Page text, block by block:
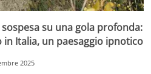
su una gola profonda:
Italia, un paesaggio ipnotico
2025